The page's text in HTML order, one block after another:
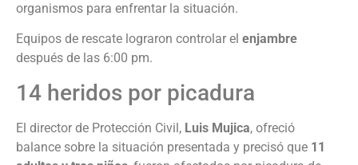
organismos para enfrentar la situación.
Equipos de rescate lograron controlar el enjambre
después de las 6:00 pm.
14 heridos por picadura
El director de Protección Civil, Luis Mujica, ofreció
balance sobre la situación presentada y precisó que 11